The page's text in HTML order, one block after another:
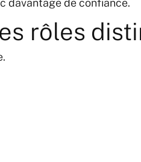
davantage de confiance.
rôles